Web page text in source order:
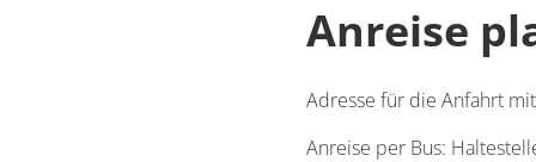
Anreise
Adresse für die Anfahrt
Anreise per Bus: